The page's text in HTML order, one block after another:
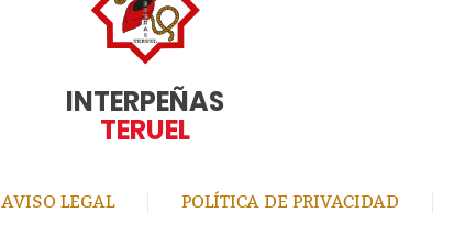
INTERPEÑAS
TERUEL
AVISO LEGAL POLÍTICA DE PRIVACIDAD